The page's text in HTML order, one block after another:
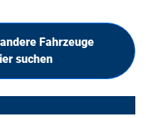
Fahrzeuge
suchen